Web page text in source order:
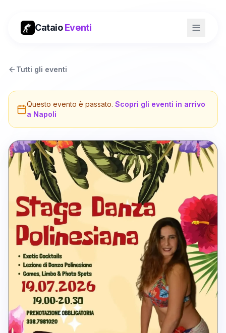
CataioEventi
Tutti gli eventi
Questo evento è passato. Scopri gli eventi in arrivo
a Napoli